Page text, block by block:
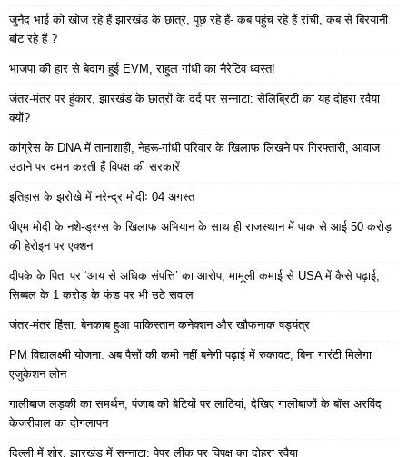
जुनैद भाई को खोज रहे हैं झारखंड के छात्र, पूछ रहे हैं- कब पहुंच रहे हैं रांची, कब से बिरयानी
बांट रहे हैं ?
भाजपा की हार से बेदाग हुई EVM, राहुल गांधी का नैरेटिव ध्वस्त!
जंतर-मंतर पर हुंकार, झारखंड के छात्रों के दर्द पर सन्नाटा: सेलिब्रिटी का यह दोहरा रवैया
क्यों?
कांग्रेस के DNA में तानाशाही, नेहरू-गांधी परिवार के खिलाफ लिखने पर गिरफ्तारी, आवाज
उठाने पर दमन करती हैं विपक्ष की सरकारें
इतिहास के झरोखे में नरेन्द्र मोदीः 04 अगस्त
पीएम मोदी के नशे-ड्रग्स के खिलाफ अभियान के साथ ही राजस्थान में पाक से आई 50 करोड़
की हेरोइन पर एक्शन
दीपके के पिता पर ‘आय से अधिक संपत्ति’ का आरोप, मामूली कमाई से USA में कैसे पढ़ाई,
सिब्बल के 1 करोड़ के फंड पर भी उठे सवाल
जंतर-मंतर हिंसा: बेनकाब हुआ पाकिस्तान कनेक्शन और खौफनाक षड्यंत्र
PM विद्यालक्ष्मी योजना: अब पैसों की कमी नहीं बनेगी पढ़ाई में रुकावट, बिना गारंटी मिलेगा
एजुकेशन लोन
गालीबाज लड़की का समर्थन, पंजाब की बेटियों पर लाठियां, देखिए गालीबाजों के बॉस अरविंद
केजरीवाल का दोगलापन
दिल्ली में शोर, झारखंड में सन्नाटा: पेपर लीक पर विपक्ष का दोहरा रवैया